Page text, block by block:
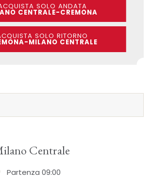
SOLO ANDATA
CENTRALE-CREMONA
SOLO RITORNO
MILANO CENTRALE
Centrale
Partenza 09:00